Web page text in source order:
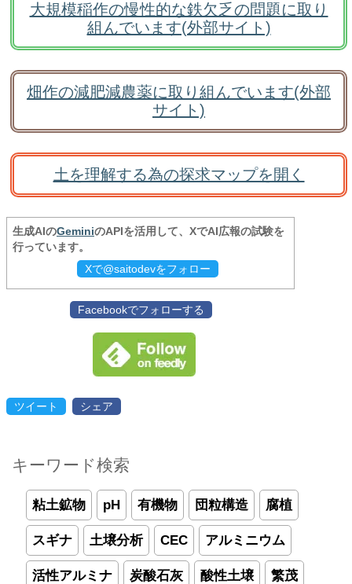
大規模稲作の慢性的な鉄欠乏の問題に取り
組んでいます(外部サイト)
畑作の減肥減農薬に取り組んでいます(外部
サイト)
土を理解する為の探求マップを開く
生成AIのGeminiのAPIを活用して、XでAI広報の試験を
行っています。
Xで@saitodevをフォロー
Facebookでフォローする
ツイート シェア
キーワード検索
粘土鉱物 pH 有機物 団粒構造 腐植
スギナ 土壌分析 CEC アルミニウム
活性アルミナ 炭酸石灰 酸性土壌 繁茂